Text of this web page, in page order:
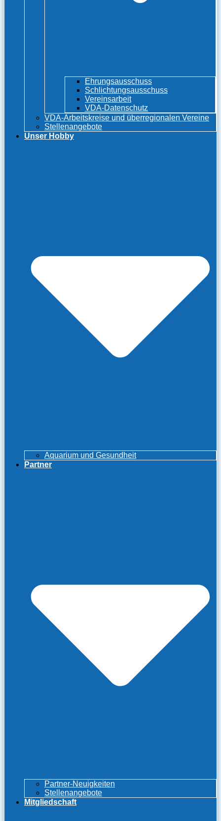
Ehrungsausschuss
Schlichtungsausschuss
Vereinsarbeit
VDA-Datenschutz
VDA-Arbeitskreise und überregionalen Vereine
Stellenangebote
Unser Hobby
Aquarium und Gesundheit
Partner
Partner-Neuigkeiten
Stellenangebote
Mitgliedschaft